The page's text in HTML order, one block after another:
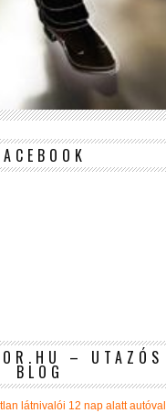
– UTAZÓS
BLOG
látnivalói 12 nap alatt autóval